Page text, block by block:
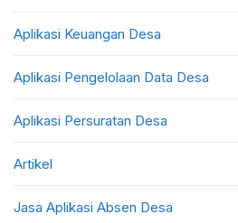
Aplikasi Keuangan Desa
Aplikasi Pengelolaan Data Desa
Aplikasi Persuratan Desa
Artikel
Jasa Aplikasi Absen Desa